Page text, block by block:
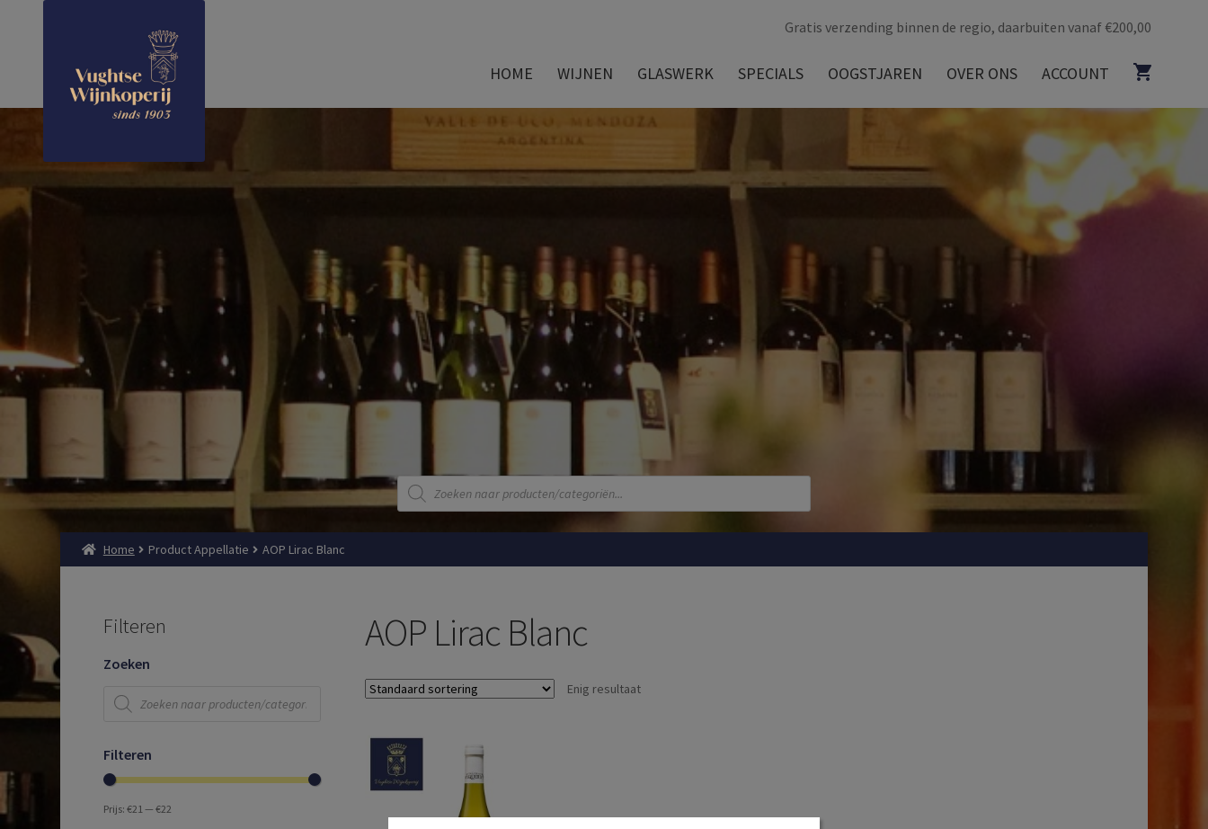
Gratis verzending binnen de regio, daarbuiten vanaf €200,00
HOME WIJNEN GLASWERK SPECIALS OOGSTJAREN OVER ONS ACCOUNT
Producten
zoeken
Home Product Appellatie AOP Lirac Blanc
AOP Lirac Blanc
Enig resultaat
Filteren
Zoeken
Producten
zoeken
Filteren
Prijs:€21 —€22